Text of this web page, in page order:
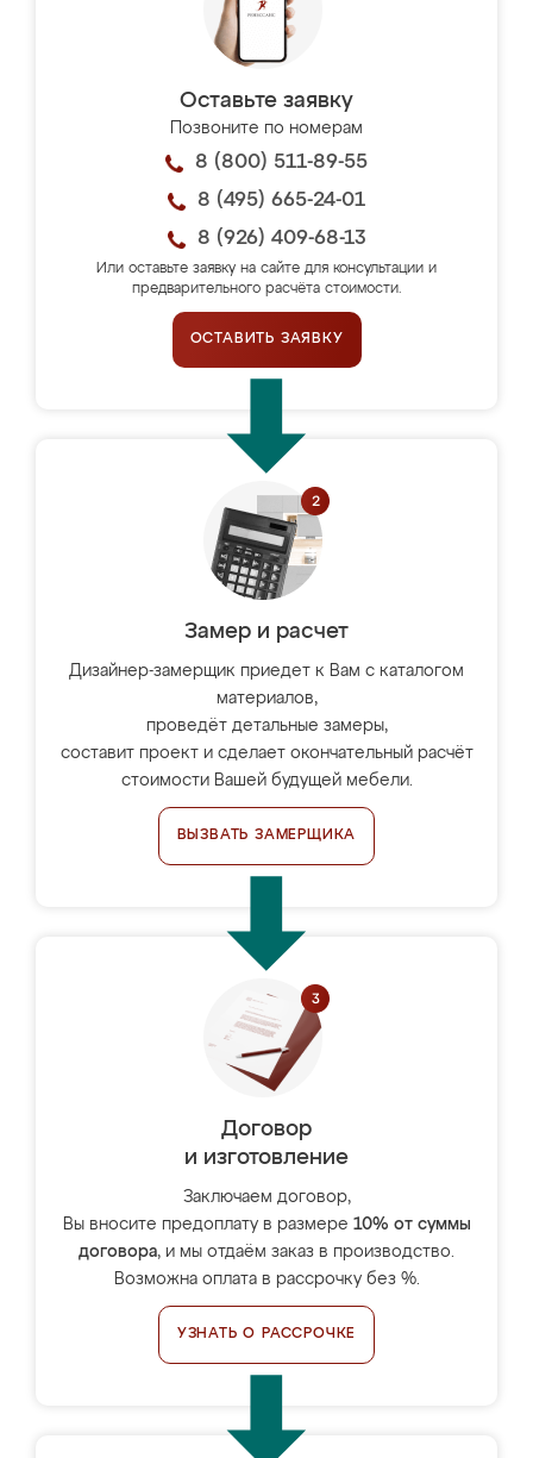
Оставьте заявку
Позвоните по номерам
8 (800) 511-89-55
8 (495) 665-24-01
8 (926) 409-68-13
Или оставьте заявку на сайте для консультации и
предварительного расчёта стоимости.
ОСТАВИТЬ ЗАЯВКУ
Замер и расчет
Дизайнер-замерщик приедет к Вам с каталогом
материалов,
проведёт детальные замеры,
составит проект и сделает окончательный расчёт
стоимости Вашей будущей мебели.
ВЫЗВАТЬ ЗАМЕРЩИКА
Договор
и изготовление
Заключаем договор,
Вы вносите предоплату в размере 10% от суммы
договора, и мы отдаём заказ в производство.
Возможна оплата в рассрочку без %.
УЗНАТЬ О РАССРОЧКЕ